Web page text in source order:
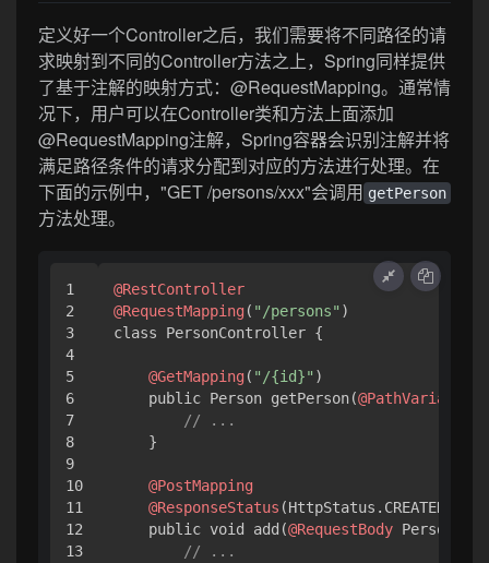
定义好一个Controller之后，我们需要将不同路径的请
求映射到不同的Controller方法之上，Spring同样提供
了基于注解的映射方式：@RequestMapping。通常情
况下，用户可以在Controller类和方法上面添加
@RequestMapping注解，Spring容器会识别注解并将
满足路径条件的请求分配到对应的方法进行处理。在
下面的示例中，"GET /persons/xxx"会调用 getPerson
方法处理。
1
2
3
4
5
6
7
8
9
10
11
12
13
@RestController
@RequestMapping( "/persons" )
class PersonController {
@GetMapping( "/{id}" )
    public Person getPerson(
@PathVariable
// ...
    }
@PostMapping
@ResponseStatus (HttpStatus.CREATED)
    public void add(
@RequestBody Person
// ...